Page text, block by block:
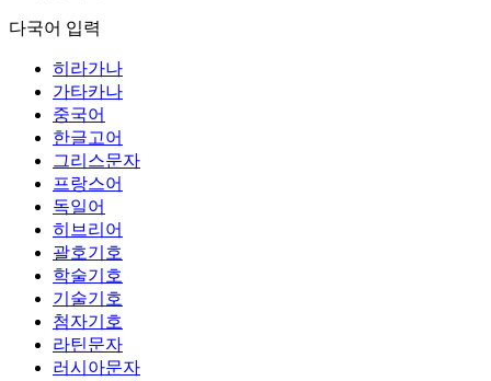
다국어 입력
히라가나
가타카나
중국어
한글고어
그리스문자
프랑스어
독일어
히브리어
괄호기호
학술기호
기술기호
첨자기호
라틴문자
러시아문자